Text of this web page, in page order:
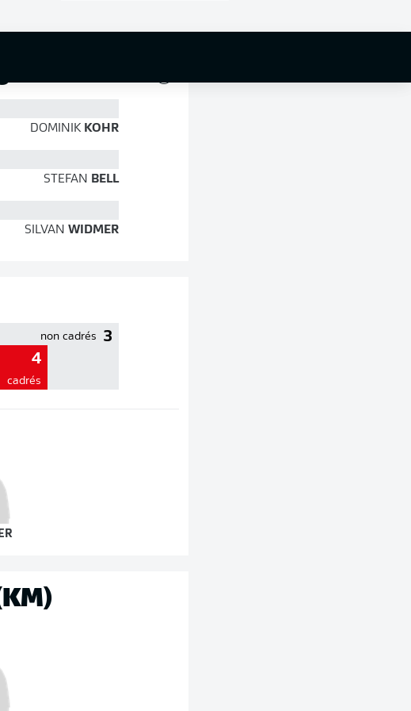
DOMINIK KOHR
STEFAN BELL
SILVAN WIDMER
3
non cadrés
4
cadrés